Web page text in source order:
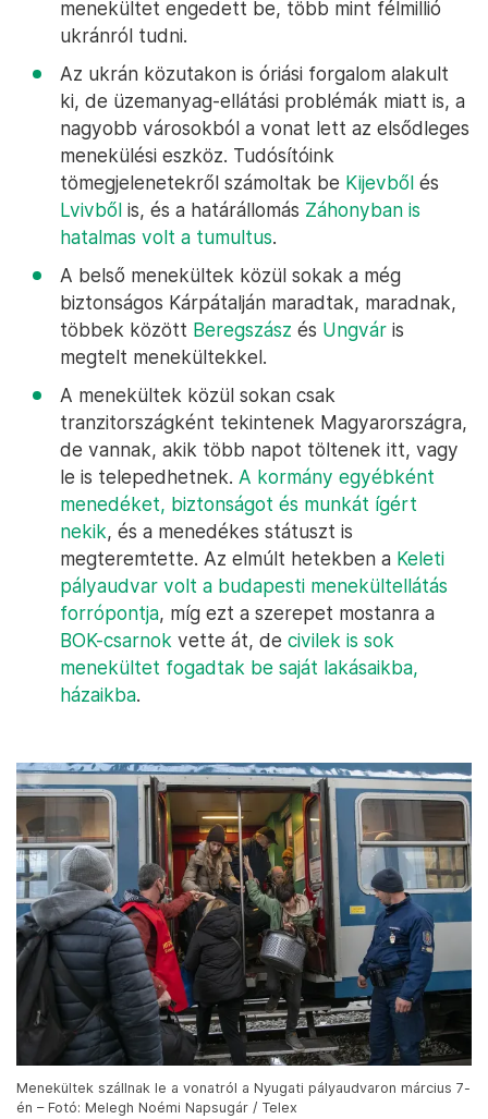
menekültet engedett be, több mint félmillió
ukránról tudni.
Az ukrán közutakon is óriási forgalom alakult
ki, de üzemanyag-ellátási problémák miatt is, a
nagyobb városokból a vonat lett az elsődleges
menekülési eszköz. Tudósítóink
tömegjelenetekről számoltak be Kijevből és
Lvivből is, és a határállomás Záhonyban is
hatalmas volt a tumultus.
A belső menekültek közül sokak a még
biztonságos Kárpátalján maradtak, maradnak,
többek között Beregszász és Ungvár is
megtelt menekültekkel.
A menekültek közül sokan csak
tranzitországként tekintenek Magyarországra,
de vannak, akik több napot töltenek itt, vagy
le is telepedhetnek. A kormány egyébként
menedéket, biztonságot és munkát ígért
nekik, és a menedékes státuszt is
megteremtette. Az elmúlt hetekben a Keleti
pályaudvar volt a budapesti menekültellátás
forrópontja, míg ezt a szerepet mostanra a
BOK-csarnok vette át, de civilek is sok
menekültet fogadtak be saját lakásaikba,
házaikba.
Menekültek szállnak le a vonatról a Nyugati pályaudvaron március 7-
én – Fotó: Melegh Noémi Napsugár / Telex